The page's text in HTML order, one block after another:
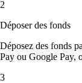
2
Déposer des fonds
Déposez des fonds
Pay ou Google Pay,
3